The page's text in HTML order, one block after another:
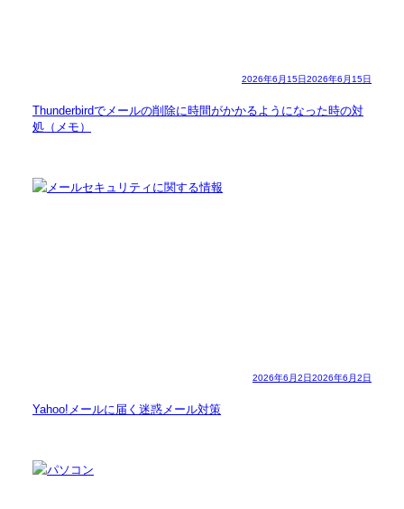
2026年6月15日2026年6月15日
Thunderbirdでメールの削除に時間がかかるようになった時の対
処（メモ）
2026年6月2日2026年6月2日
Yahoo!メールに届く迷惑メール対策